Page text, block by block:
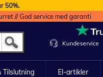
50%.
// God service med garanti
Kundeservice
Tilslutning El-artikler